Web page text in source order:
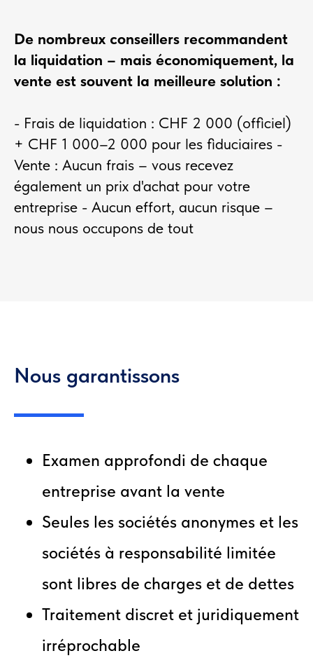
De nombreux conseillers recommandent
la liquidation – mais économiquement, la
vente est souvent la meilleure solution :
- Frais de liquidation : CHF 2 000 (officiel)
+ CHF 1 000–2 000 pour les fiduciaires -
Vente : Aucun frais – vous recevez
également un prix d'achat pour votre
entreprise - Aucun effort, aucun risque –
nous nous occupons de tout
Nous garantissons
Examen approfondi de chaque
entreprise avant la vente
Seules les sociétés anonymes et les
sociétés à responsabilité limitée
sont libres de charges et de dettes
Traitement discret et juridiquement
irréprochable